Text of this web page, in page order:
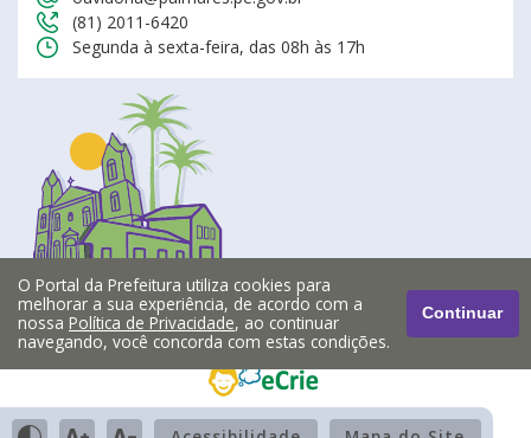
(81) 2011-6420
Segunda à sexta-feira, das 08h às 17h
O Portal da Prefeitura utiliza cookies para
melhorar a sua experiência, de acordo com a
nossa Política de Privacidade, ao continuar
navegando, você concorda com estas condições.
Continuar